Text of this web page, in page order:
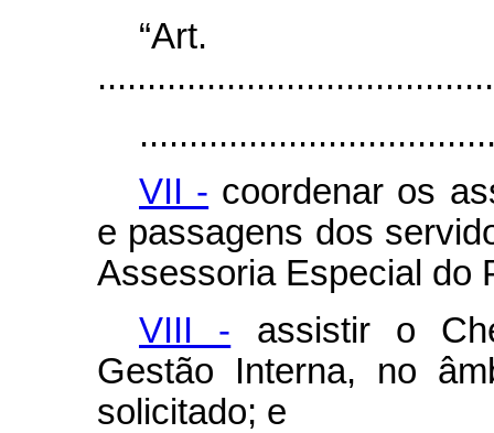
VII - coordenar os
e passagens dos
Assessoria Especial do
VIII - assistir o
Gestão Interna, no
solicitado; e